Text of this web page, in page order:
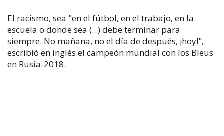
El racismo, sea "en el fútbol, en el trabajo, en la
escuela o donde sea (...) debe terminar para
siempre. No mañana, no el día de después, ¡hoy!",
escribió en inglés el campeón mundial con los Bleus
en Rusia-2018.